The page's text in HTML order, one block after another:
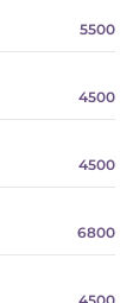
5500
4500
4500
6800